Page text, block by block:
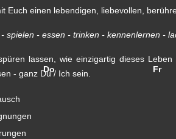
Do Fr
Euch einen lebendigen, liebevollen,
spielen - essen - trinken - kennenlernen -
lassen, wie einzigartig dieses
- ganz Du / Ich sein.